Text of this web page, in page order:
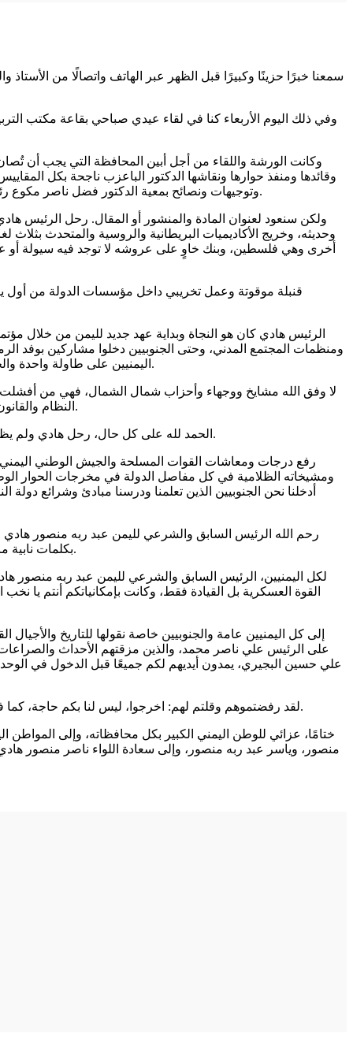
سمعنا خبرًا حزينًا وكبيرًا قبل الظهر عبر الهاتف واتصالًا من
وفي ذلك اليوم الأربعاء كنا في لقاء عيدي صباحي بقاعة مكتب
وكانت الورشة واللقاء من أجل أبين المحافظة التي يجب أن
وقائدها ومنفذ حوارها ونقاشها الدكتور الباعزب ناجحة بكل
وتوجيهات ونصائح بمعية الدكتور فضل ناصر مكوع رئيس نقابة جامعات عدن، والأستاذ الأكاديمي والإعلامي القديم والشاعر الرائع في أدبياته وأقواله ومنتدياته وحضوره بين تلاميذه وأبنائه وزملائه.
ولكن سنعود لعنوان المادة والمنشور أو المقال. رحل الرئيس
أخرى وهي فلسطين، وبنك خاوٍ على عروشه لا توجد فيه سيولة أو
قنبلة موقوتة وعمل تخريبي داخل مؤسسات الدولة من أول
اليمنيين على طاولة واحدة والخروج بمخرجات تعيد لليمن السعيد هيبته وقوته وتماسك نسيجه الاجتماعي والسياسي وإقامة دولته الاتحادية والحكم المحلي واسع الصلاحيات.
لا وفق الله مشايخ ووجهاء وأحزاب شمال الشمال، فهي من أفشلت
النظام والقانون والمؤسسات والأمن والاستقرار والحقوق لكل أبناء اليمن عامة من المهرة شرقًا وحتى صعدة شمالًا والحديدة غربًا وعدن وباب المندب جنوبًا.
الحمد لله على كل حال، رحل هادي ولم يظلم سياسيًا أو وزيرًا أو محافظًا أو ناشطًا أو صحفيًا أو إعلاميًا أو مواطنًا أو رجل أعمال أو تاجرًا أو صاحب أرض، ولم يكن دمويًا أو قاتلًا أو سجانًا.
رفع درجات ومعاشات القوات المسلحة والجيش الوطني
أدخلنا نحن الجنوبيين الذين تعلمنا ودرسنا مبادئ وشرائع
رحم الله الرئيس السابق والشرعي لليمن عبد ربه منصور
بكلمات نابية ما كان من المفروض أن تُقال في شخص خدم الوطن والمواطن وأُخرج من بيته وقصره وأُقيمت الحرب على حراسته ورجاله في صنعاء وعدن.
لكل اليمنيين، الرئيس السابق والشرعي لليمن عبد ربه منصور
القوة العسكرية بل القيادة فقط، وكانت بإمكانياتكم أنتم
إلى كل اليمنيين عامة والجنوبيين خاصة نقولها للتاريخ
على الرئيس علي ناصر محمد، والذين مزقتهم الأحداث والصراعات
علي حسين البجيري، يمدون أيديهم لكم جميعًا قبل الدخول في
لقد رفضتموهم وقلتم لهم: اخرجوا، ليس لنا بكم حاجة، كما فعلتم وأخرجتم الرئيس علي ناصر محمد من صنعاء وبعض قيادات الزمرة، وكان هذا هو شرطكم على الرئيس صالح قبل توقيع اتفاقية الوحدة.
ختامًا، عزائي للوطن اليمني الكبير بكل محافظاته، وإلى
منصور، وياسر عبد ربه منصور، وإلى سعادة اللواء ناصر منصور